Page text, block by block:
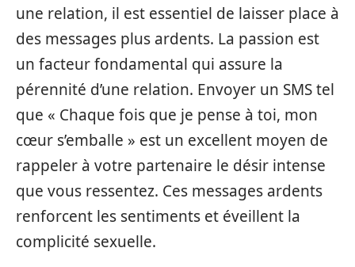
une relation, il est essentiel de laisser place à
des messages plus ardents. La passion est
un facteur fondamental qui assure la
pérennité d’une relation. Envoyer un SMS tel
que « Chaque fois que je pense à toi, mon
cœur s’emballe » est un excellent moyen de
rappeler à votre partenaire le désir intense
que vous ressentez. Ces messages ardents
renforcent les sentiments et éveillent la
complicité sexuelle.